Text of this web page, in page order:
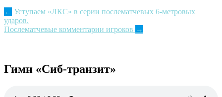
Post
navigation
← Уступаем «ЛКС» в серии послематчевых 6-метровых
ударов.
Послематчевые комментарии игроков →
Гимн «Сиб-транзит»